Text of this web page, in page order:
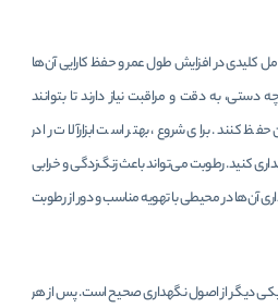
کلیدی در افزایش طول عمر و حفظ کارایی آن‌ها
به دقت و مراقبت نیاز دارند تا بتوانند
کنند. برای شروع، بهتر است ابزارآلات را در
کنید. رطوبت می‌تواند باعث زنگ‌زدگی و خرابی
آن‌ها در محیطی با تهویه مناسب و دور از رطوبت
یکی دیگر از اصول نگهداری صحیح است. پس از هر